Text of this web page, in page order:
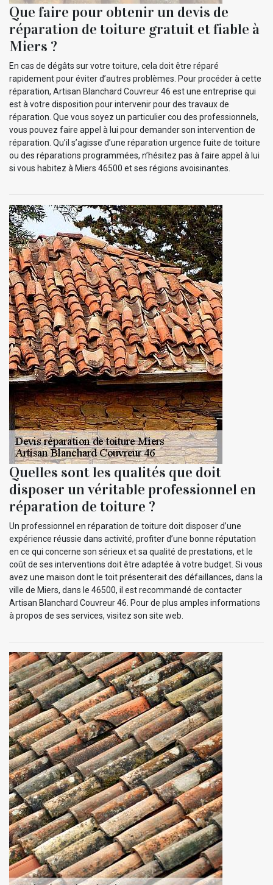
Que faire pour obtenir un devis de
réparation de toiture gratuit et fiable à
Miers ?
En cas de dégâts sur votre toiture, cela doit être réparé
rapidement pour éviter d’autres problèmes. Pour procéder à cette
réparation, Artisan Blanchard Couvreur 46 est une entreprise qui
est à votre disposition pour intervenir pour des travaux de
réparation. Que vous soyez un particulier cou des professionnels,
vous pouvez faire appel à lui pour demander son intervention de
réparation. Qu’il s’agisse d’une réparation urgence fuite de toiture
ou des réparations programmées, n’hésitez pas à faire appel à lui
si vous habitez à Miers 46500 et ses régions avoisinantes.
Quelles sont les qualités que doit
disposer un véritable professionnel en
réparation de toiture ?
Un professionnel en réparation de toiture doit disposer d’une
expérience réussie dans activité, profiter d’une bonne réputation
en ce qui concerne son sérieux et sa qualité de prestations, et le
coût de ses interventions doit être adaptée à votre budget. Si vous
avez une maison dont le toit présenterait des défaillances, dans la
ville de Miers, dans le 46500, il est recommandé de contacter
Artisan Blanchard Couvreur 46. Pour de plus amples informations
à propos de ses services, visitez son site web.